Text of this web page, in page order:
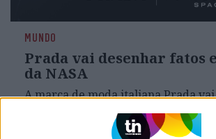
MUNDO
Prada vai desenhar fatos
da NASA
A marca de moda italiana Prada
Artemis III. A iniciativa surge de
entre a marca de luxo e a empresa